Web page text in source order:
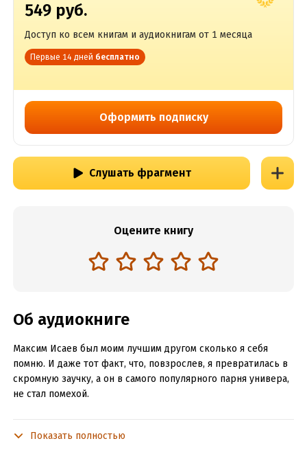
549 руб.
Доступ ко всем книгам и аудиокнигам от 1 месяца
Первые 14 дней бесплатно
Оформить подписку
Слушать фрагмент
Оцените книгу
Об аудиокниге
Максим Исаев был моим лучшим другом сколько я себя
помню. И даже тот факт, что, повзрослев, я превратилась в
скромную заучку, а он в самого популярного парня универа,
не стал помехой.
дал мне, когда мы были детьми.
Показать полностью